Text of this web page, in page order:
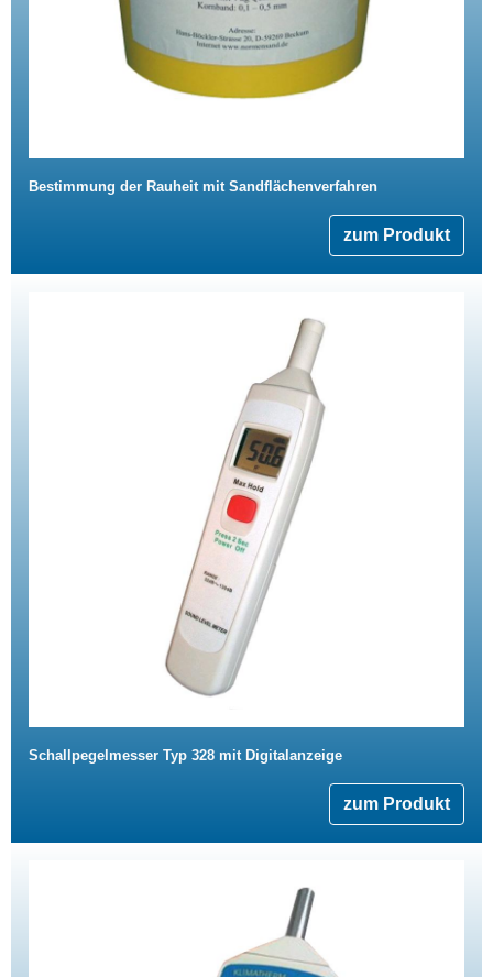
Bestimmung der Rauheit mit Sandflächenverfahren
zum Produkt
Schallpegelmesser Typ 328 mit Digitalanzeige
zum Produkt